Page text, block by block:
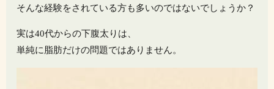
そんな経験をされている方も多いのではないでしょうか？
実は40代からの下腹太りは、
単純に脂肪だけの問題ではありません。